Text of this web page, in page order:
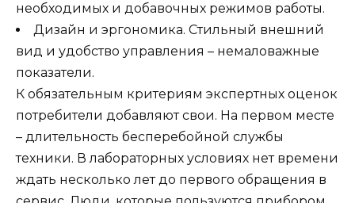
необходимых и добавочных режимов работы.
Дизайн и эргономика. Стильный внешний
вид и удобство управления – немаловажные
показатели.
К обязательным критериям экспертных оценок
потребители добавляют свои. На первом месте
– длительность бесперебойной службы
техники. В лабораторных условиях нет времени
ждать несколько лет до первого обращения в